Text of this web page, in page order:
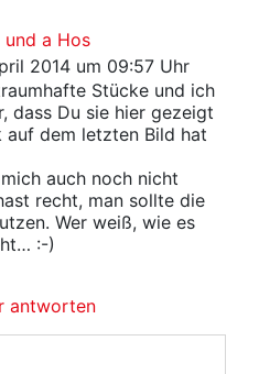
a Hos
2014 um 09:57 Uhr
Stücke und ich
dass Du sie hier gezeigt
auf dem letzten Bild hat
auch noch nicht
recht, man sollte die
Wer weiß, wie es
:-)
antworten